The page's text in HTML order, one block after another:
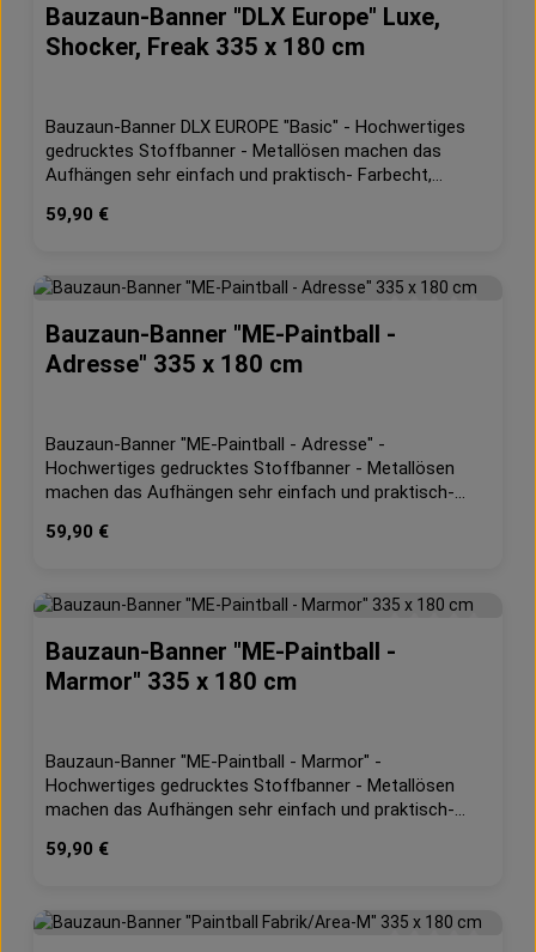
Bauzaun-Banner "DLX Europe" Luxe,
Shocker, Freak 335 x 180 cm
Bauzaun-Banner DLX EUROPE "Basic" - Hochwertiges
gedrucktes Stoffbanner - Metallösen machen das
Aufhängen sehr einfach und praktisch- Farbecht,
DekostoffMaße: ca. 335 x 180 cm
Regulärer Preis:
59,90 €
Durchschnittliche
Bauzaun-Banner "ME-Paintball -
Adresse" 335 x 180 cm
Bauzaun-Banner "ME-Paintball - Adresse" -
Hochwertiges gedrucktes Stoffbanner - Metallösen
machen das Aufhängen sehr einfach und praktisch-
130g/m² Dekostoff Maße: ca. 335 x 180 cm
Regulärer Preis:
59,90 €
Durchschnittliche
Bauzaun-Banner "ME-Paintball -
Marmor" 335 x 180 cm
Bauzaun-Banner "ME-Paintball - Marmor" -
Hochwertiges gedrucktes Stoffbanner - Metallösen
machen das Aufhängen sehr einfach und praktisch-
130g/m² Dekostoff Maße: ca. 335 x 180 cm
Regulärer Preis:
59,90 €